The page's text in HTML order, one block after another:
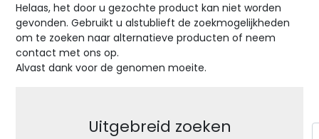
Helaas, het door u gezochte product kan niet worden
gevonden. Gebruikt u alstublieft de zoekmogelijkheden
om te zoeken naar alternatieve producten of neem
contact met ons op.
Alvast dank voor de genomen moeite.
Uitgebreid zoeken